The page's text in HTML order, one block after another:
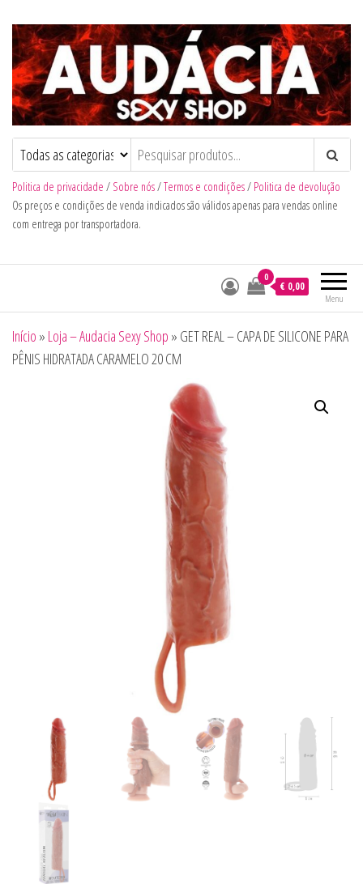
Audacia Sexy Shop
Politica de privacidade / Sobre nós/Termos e condições/ Politica de devolução
Os preços e condições de venda indicados são válidos apenas para vendas online
com entrega por transportadora.
Menu
0
€ 0,00
Início » Loja – Audacia Sexy Shop » GET REAL – CAPA DE SILICONE PARA
PÊNIS HIDRATADA CARAMELO 20 CM